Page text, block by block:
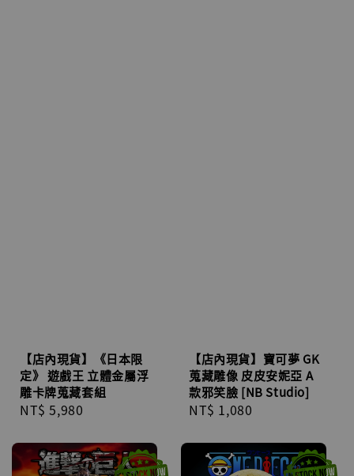
【店內現貨】《日本限
定》 遊戲王 立體金屬浮
雕卡牌蒐藏套組
Regular
NT$ 5,980
【店內現貨】寶可夢 GK
蒐藏雕像 皮皮安妮亞 A
款邪笑臉 [NB Studio]
Regular
NT$ 1,080